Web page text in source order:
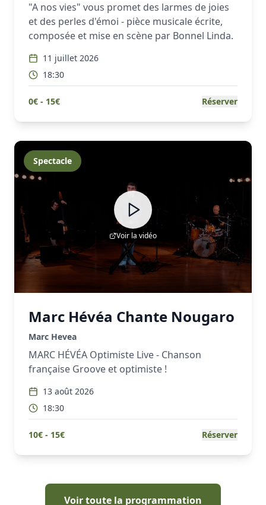
"A nos vies" vous promet des larmes de joies
et des perles d'émoi - pièce musicale écrite,
composée et mise en scène par Bonnel Linda.
11 juillet 2026
18:30
0€ - 15€ Réserver
Voir la vidéo
Spectacle
Marc Hévéa Chante Nougaro
Marc Hevea
MARC HÉVÉA Optimiste Live - Chanson
française Groove et optimiste !
13 août 2026
18:30
10€ - 15€ Réserver
Voir toute la programmation